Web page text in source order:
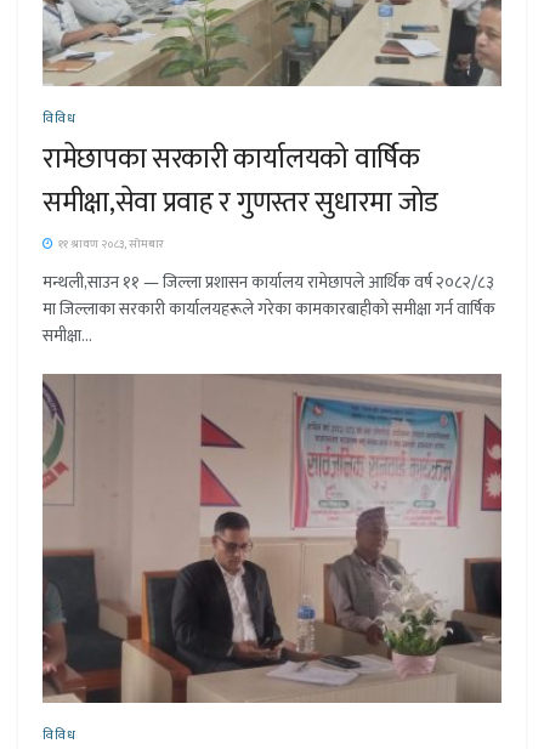
विविध
रामेछापका सरकारी कार्यालयको वार्षिक
समीक्षा,सेवा प्रवाह र गुणस्तर सुधारमा जोड
११ श्रावण २०८३, सोमबार
मन्थली,साउन ११ — जिल्ला प्रशासन कार्यालय रामेछापले आर्थिक वर्ष २०८२/८३
मा जिल्लाका सरकारी कार्यालयहरूले गरेका कामकारबाहीको समीक्षा गर्न वार्षिक
समीक्षा...
विविध